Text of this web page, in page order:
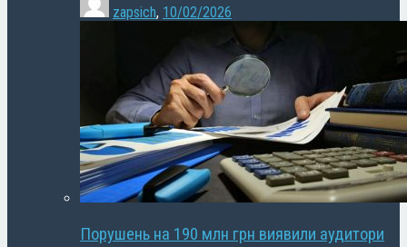
zapsich, 10/02/2026
Порушень на 190 млн грн виявили аудитори